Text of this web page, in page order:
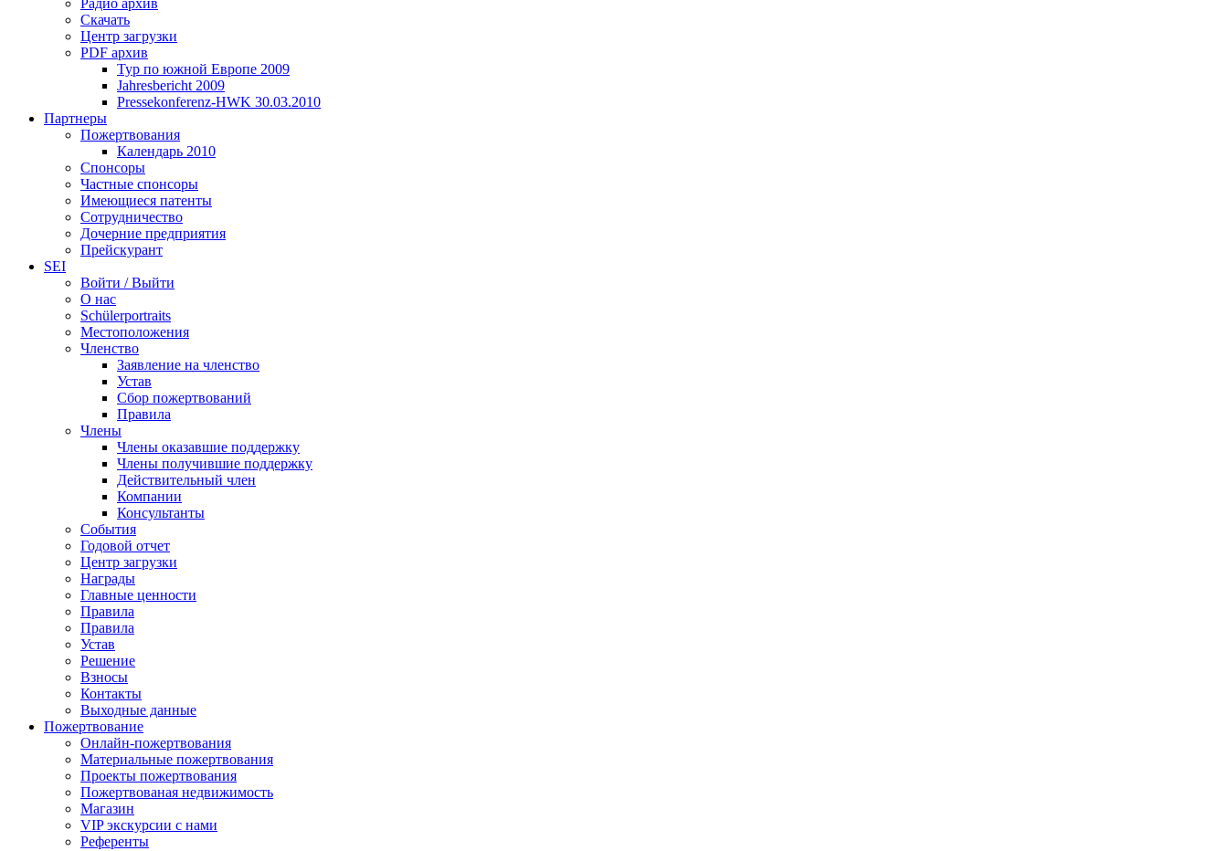
Радио архив
Скачать
Центр загрузки
PDF архив
Тур по южной Европе 2009
Jahresbericht 2009
Pressekonferenz-HWK 30.03.2010
Партнеры
Пожертвования
Календарь 2010
Спонсоры
Частные спонсоры
Имеющиеся патенты
Сотрудничество
Дочерние предприятия
Прейскурант
SEI
Войти / Выйти
О нас
Schülerportraits
Местоположения
Членство
Заявление на членство
Устав
Сбор пожертвований
Правила
Члены
Члены оказавшие поддержку
Члены получившие поддержку
Действительный член
Компании
Консультанты
События
Годовой отчет
Центр загрузки
Награды
Главные ценности
Правила
Правила
Устав
Решение
Взносы
Контакты
Выходные данные
Пожертвование
Онлайн-пожертвования
Материальные пожертвования
Проекты пожертвования
Пожертвованая недвижимость
Магазин
VIP экскурсии с нами
Референты